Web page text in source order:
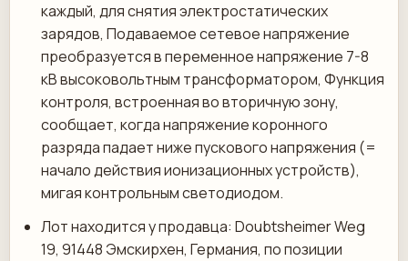
каждый, для снятия электростатических
зарядов, Подаваемое сетевое напряжение
преобразуется в переменное напряжение 7-8
кВ высоковольтным трансформатором, Функция
контроля, встроенная во вторичную зону,
сообщает, когда напряжение коронного
разряда падает ниже пускового напряжения (=
начало действия ионизационных устройств),
мигая контрольным светодиодом.
Лот находится у продавца: Doubtsheimer Weg
19, 91448 Эмскирхен, Германия, по позиции